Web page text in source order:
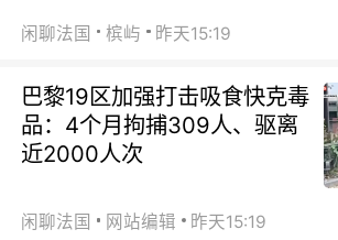
闲聊法国 槟屿 昨天15:19
巴黎19区加强打击吸食快克毒
品：4个月拘捕309人、驱离
近2000人次
闲聊法国 网站编辑 昨天15:19